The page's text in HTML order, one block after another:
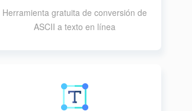
Herramienta gratuita de conversión de
ASCII a texto en línea